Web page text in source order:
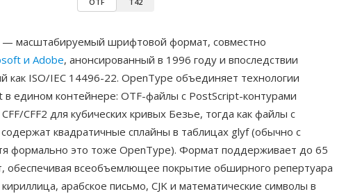
— масштабируемый шрифтовой формат, совместно
и Adobe, анонсированный в 1996 году и впоследствии
как ISO/IEC 14496-22. OpenType объединяет технологии
в едином контейнере: OTF-файлы с PostScript-контурами
CFF2 для кубических кривых Безье, тогда как файлы с
квадратичные сплайны в таблицах glyf (обычно с
формально это тоже OpenType). Формат поддерживает до 65
обеспечивая всеобъемлющее покрытие обширного репертуара
арабское письмо, CJK и математические символы в